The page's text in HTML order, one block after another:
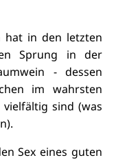
hat in den letzten
Sprung in der
- dessen
im wahrsten
vielfältig sind (was
Sex eines guten